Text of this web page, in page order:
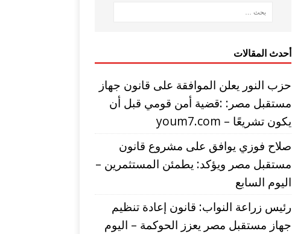
أحدث المقالات
حزب النور يعلن الموافقة على قانون جهاز
مستقبل مصر: :قضية أمن قومي قبل أن
يكون تشريعًا – youm7.com
صلاح فوزي يوافق على مشروع قانون
مستقبل مصر ويؤكد: يطمئن المستثمرين –
اليوم السابع
رئيس زراعة النواب: قانون إعادة تنظيم
جهاز مستقبل مصر يعزز الحوكمة – اليوم